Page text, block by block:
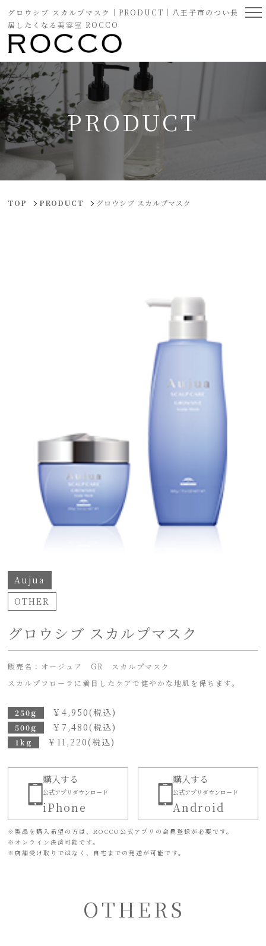
グロウシブ スカルプマスク｜PRODUCT｜八王子市のつい長
居したくなる美容室 ROCCO
PRODUCT
TOP PRODUCT グロウシブ スカルプマスク
Aujua
OTHER
グロウシブ スカルプマスク
販売名：オージュア GR スカルプマスク
スカルプフローラに着目したケアで健やかな地肌を保ちます。
250g ￥4,950(税込)
500g ￥ 7,480(税込)
1kg ￥ 11,220(税込)
購入する
公式アプリダウンロード
iPhone
購入する
公式アプリダウンロード
Android
※製品を購入希望の方は、ROCCO公式アプリの会員登録が必要です。
※ オンライン決済可能です。
※店舗受け取りではなく、自宅までの発送が可能です。
OTHERS